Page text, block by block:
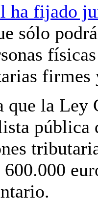
ha fijado
sólo
que la
pública